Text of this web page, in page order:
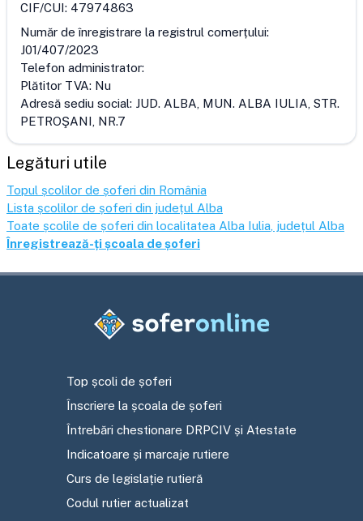
CIF/CUI: 47974863
Număr de înregistrare la registrul comerțului:
J01/407/2023
Telefon administrator:
Plătitor TVA: Nu
Adresă sediu social: JUD. ALBA, MUN. ALBA IULIA, STR.
PETROŞANI, NR.7
Legături utile
Topul școlilor de șoferi din România
Lista școlilor de șoferi din județul Alba
Toate școlile de șoferi din localitatea Alba Iulia , județul Alba
Înregistrează-ți școala de șoferi
Top școli de șoferi
Înscriere la școala de șoferi
Întrebări chestionare DRPCIV și Atestate
Indicatoare și marcaje rutiere
Curs de legislație rutieră
Codul rutier actualizat